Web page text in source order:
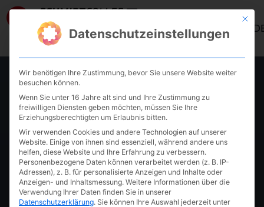
KURS PAGE
Klare Ziele,
Souveräne
Führung
Mit
Datenschutzeinstellungen
Wir benötigen Ihre Zustimmung, bevor Sie unsere Website weiter
besuchen können.
Wenn Sie unter 16 Jahre alt sind und Ihre Zustimmung zu
freiwilligen Diensten geben möchten, müssen Sie Ihre
Erziehungsberechtigten um Erlaubnis bitten.
Wir verwenden Cookies und andere Technologien auf unserer
Website. Einige von ihnen sind essenziell, während andere uns
helfen, diese Website und Ihre Erfahrung zu verbessern.
Personenbezogene Daten können verarbeitet werden (z. B. IP-
Adressen), z. B. für personalisierte Anzeigen und Inhalte oder
Anzeigen- und Inhaltsmessung. Weitere Informationen über die
Verwendung Ihrer Daten finden Sie in unserer
Datenschutzerklärung. Sie können Ihre Auswahl jederzeit unter